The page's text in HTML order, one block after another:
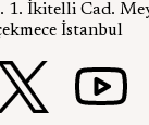
1. İkitelli Cad.
İstanbul